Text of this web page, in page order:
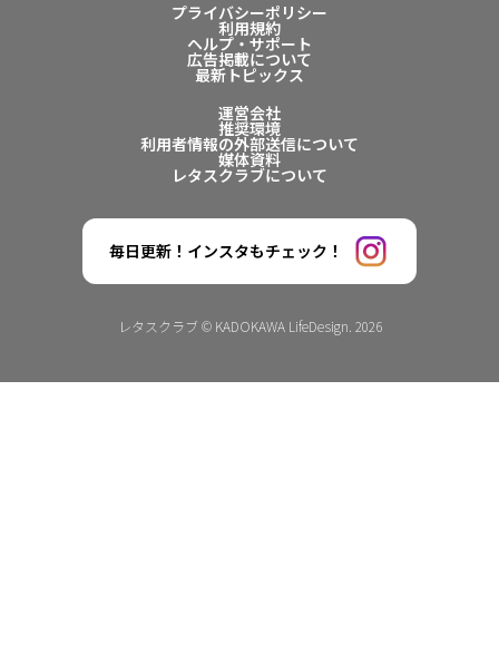
プライバシーポリシー
利用規約
ヘルプ・サポート
広告掲載について
最新トピックス
運営会社
推奨環境
利用者情報の外部送信について
媒体資料
レタスクラブについて
毎日更新！インスタもチェック！
レタスクラブ © KADOKAWA LifeDesign. 2026